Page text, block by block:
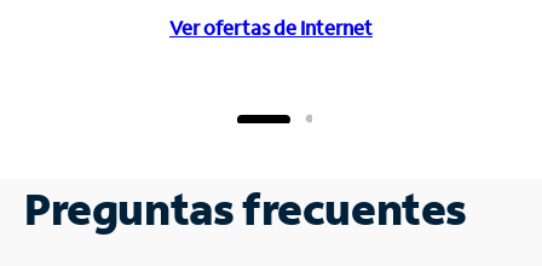
Ver ofertas de Internet
Preguntas frecuentes